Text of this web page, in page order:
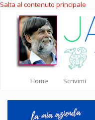
Salta al contenuto principale
Home Scrivimi